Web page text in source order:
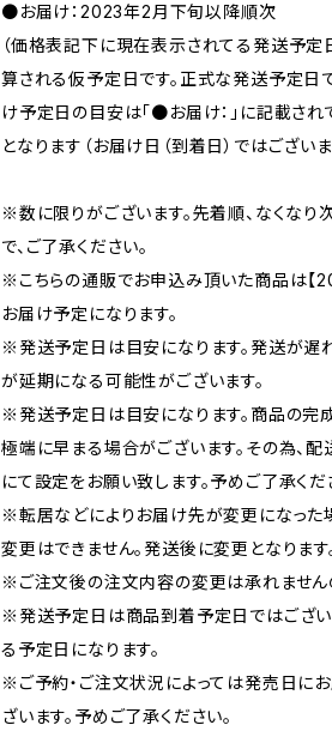
●お届け：2023年2月下旬以降順次
（価格表記下に現在表示されてる発送予
算される仮予定日です。正式な発送予定日
け予定日の目安は「●お届け：」に記載さ
となります（お届け日（到着日）ではございま
※数に限りがございます。先着順、なくなり
で、ご了承ください。
※こちらの通販でお申込み頂いた商品は【
お届け予定になります。
※発送予定日は目安になります。発送が遅
が延期になる可能性がございます。
※発送予定日は目安になります。商品の完
極端に早まる場合がございます。その為、
にて設定をお願い致します。予めご了承くだ
※転居などによりお届け先が変更になった
変更はできません。発送後に変更となります
※ご注文後の注文内容の変更は承れません
※発送予定日は商品到着予定日ではござい
る予定日になります。
※ご予約・ご注文状況によっては発売日に
ざいます。予めご了承ください。